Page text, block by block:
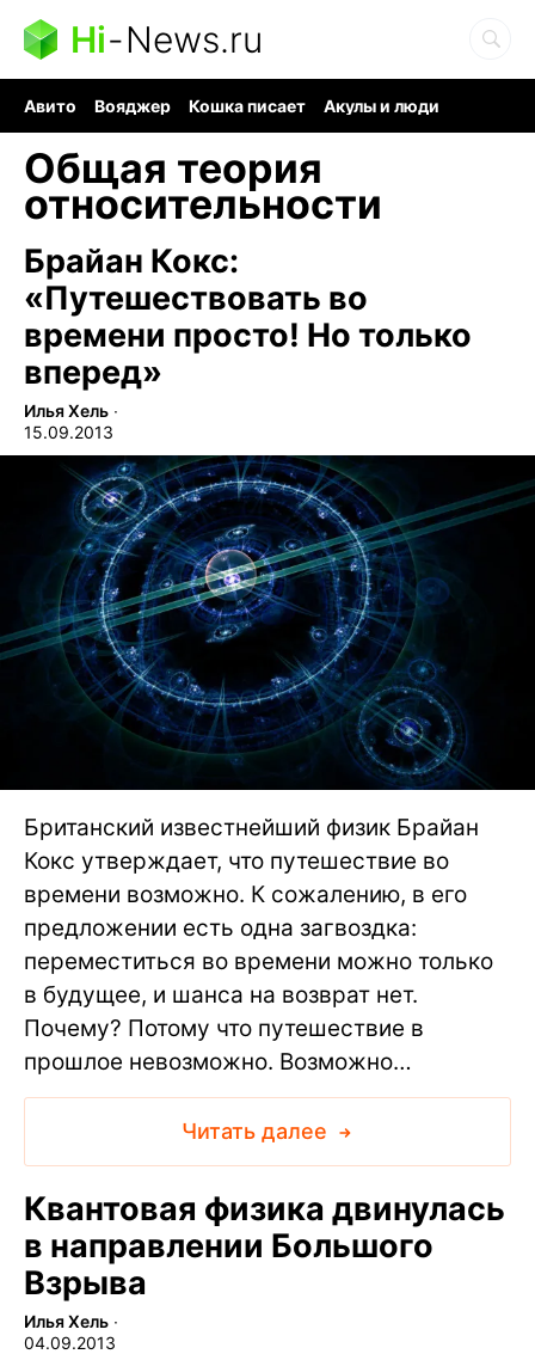
Hi-News.ru
Авито Вояджер Кошка писает
Акулы и люди
Общая теория
относительности
Брайан Кокс:
«Путешествовать во
времени просто! Но только
вперед»
Илья Хель ∙
15.09.2013
Британский известнейший физик Брайан
Кокс утверждает, что путешествие во
времени возможно. К сожалению, в его
предложении есть одна загвоздка:
переместиться во времени можно только
в будущее, и шанса на возврат нет.
Почему? Потому что путешествие в
прошлое невозможно. Возможно…
Читать далее
Квантовая физика двинулась
в направлении Большого
Взрыва
Илья Хель ∙
04.09.2013